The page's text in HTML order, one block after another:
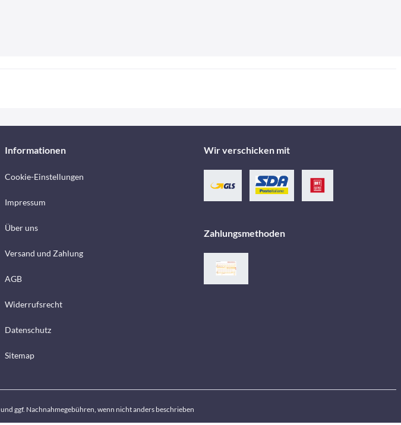
Informationen
Cookie-Einstellungen
Impressum
Über uns
Versand und Zahlung
AGB
Widerrufsrecht
Datenschutz
Sitemap
Wir verschicken mit
Zahlungsmethoden
und ggf. Nachnahmegebühren, wenn nicht anders beschrieben